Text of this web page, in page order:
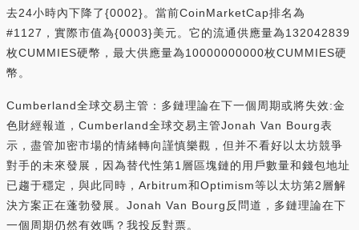
去24小時內下降了{0002}。當前CoinMarketCap排名為
#1127，實際市值為{0003}美元。它的流通供應量為132042839
枚CUMMIES硬幣，最大供應量為10000000000枚CUMMIES硬
幣。
Cumberland全球交易主管：多鏈理論在下一個周期或將失效:金
色財經報道，Cumberland全球交易主管Jonah Van Bourg表
示，盡管加密市場的情緒轉向謹慎樂觀，但并不看好以太坊競爭
對手的未來發展，因為替代性第1層區塊鏈的用戶數量和錢包地址
已趨于穩定，與此同時，Arbitrum和Optimism等以太坊第2層解
決方案正在蓬勃發展。Jonah Van Bourg反問道，多鏈理論在下
一個周期仍然有效嗎？我投反對票。